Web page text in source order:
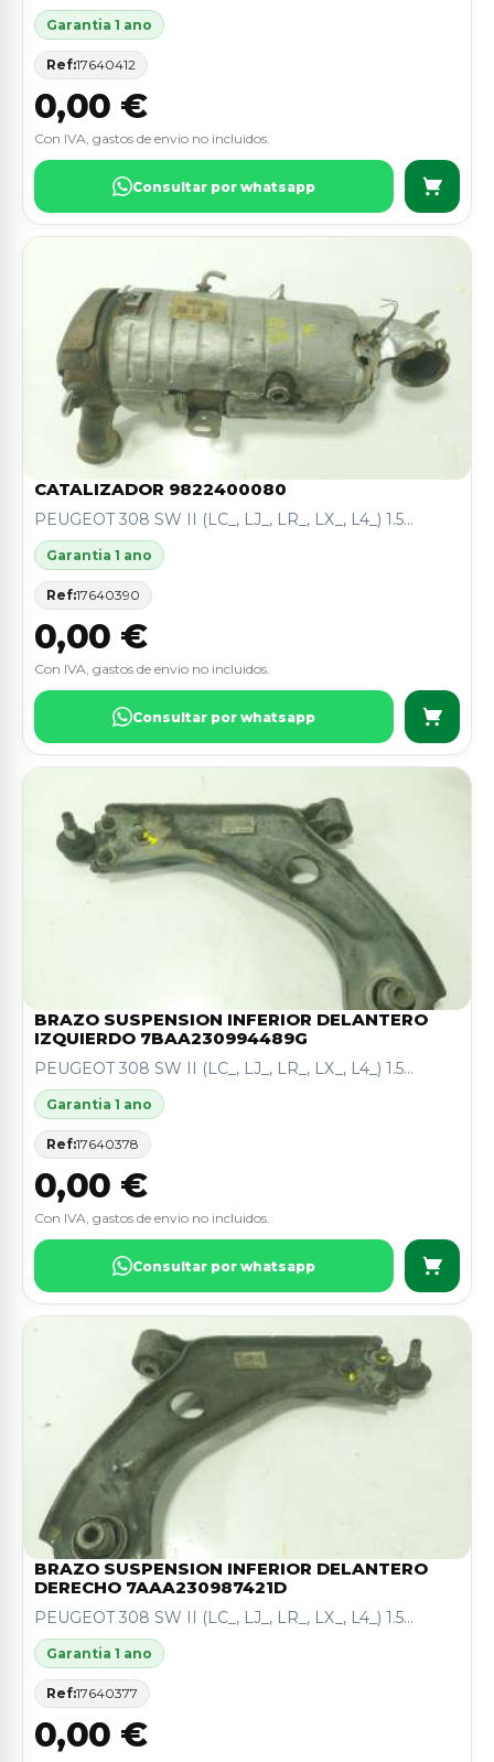
Garantia 1 ano
Ref:17640412
0,00 €
Con IVA, gastos de envio no incluidos.
Consultar por whatsapp
CATALIZADOR 9822400080
PEUGEOT 308 SW II (LC_, LJ_, LR_, LX_, L4_) 1.5...
Garantia 1 ano
Ref:17640390
0,00 €
Con IVA, gastos de envio no incluidos.
Consultar por whatsapp
BRAZO SUSPENSION INFERIOR DELANTERO
IZQUIERDO 7BAA230994489G
PEUGEOT 308 SW II (LC_, LJ_, LR_, LX_, L4_) 1.5...
Garantia 1 ano
Ref:17640378
0,00 €
Con IVA, gastos de envio no incluidos.
Consultar por whatsapp
BRAZO SUSPENSION INFERIOR DELANTERO
DERECHO 7AAA230987421D
PEUGEOT 308 SW II (LC_, LJ_, LR_, LX_, L4_) 1.5...
Garantia 1 ano
Ref:17640377
0,00 €